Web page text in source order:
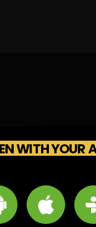
WITH YOUR